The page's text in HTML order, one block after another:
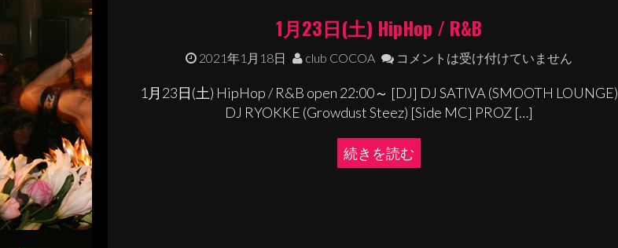
1月23日(土) HipHop / R&B
2021年1月18日 club COCOA コメントは受け付けていません
1月23日(土) HipHop / R&B open 22:00～ [DJ] DJ SATIVA (SMOOTH LOUNGE)
DJ RYOKKE (Growdust Steez) [Side MC] PROZ […]
続きを読む